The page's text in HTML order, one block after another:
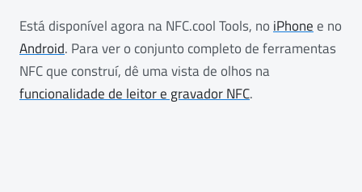
Está disponível agora na NFC.cool Tools, no iPhonee no
Android. Para ver o conjunto completo de ferramentas
NFC que construí, dê uma vista de olhos na
funcionalidade de leitor e gravador NFC.